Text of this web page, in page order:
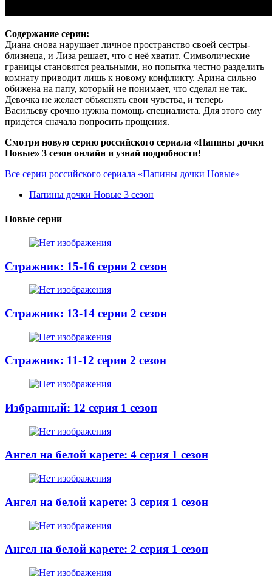
Содержание серии:
Диана снова нарушает личное пространство своей сестры-
близнеца, и Лиза решает, что с неё хватит. Символические
границы становятся реальными, но попытка честно разделить
комнату приводит лишь к новому конфликту. Арина сильно
обижена на папу, который не понимает, что сделал не так.
Девочка не желает объяснять свои чувства, и теперь
Васильеву срочно нужна помощь специалиста. Для этого ему
придётся сначала попросить прощения.
Смотри новую серию российского сериала «Папины дочки
Новые» 3 сезон онлайн и узнай подробности!
Все серии российского сериала «Папины дочки Новые»
Папины дочки Новые 3 сезон
Новые серии
Стражник: 15-16 серии 2 сезон
Стражник: 13-14 серии 2 сезон
Стражник: 11-12 серии 2 сезон
Избранный: 12 серия 1 сезон
Ангел на белой карете: 4 серия 1 сезон
Ангел на белой карете: 3 серия 1 сезон
Ангел на белой карете: 2 серия 1 сезон